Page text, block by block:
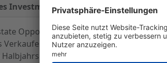
Investments Chmelnitzkij beschlossen
Opportunites GmbH&Co. KGaA hat
Verkaufes des Investments Chmelnitzkij
mit 3,0 Mio. EUR belasten.